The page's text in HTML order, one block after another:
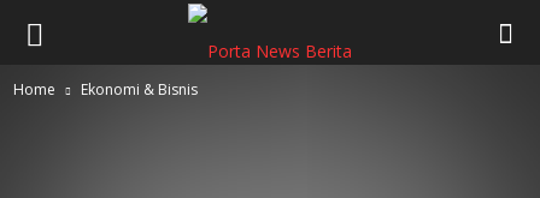
Home Ekonomi & Bisnis